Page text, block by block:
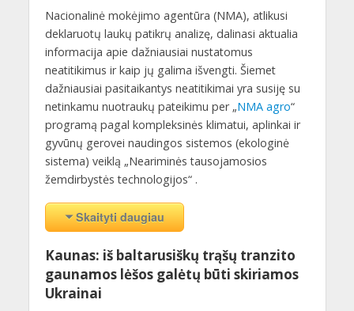
Nacionalinė mokėjimo agentūra (NMA), atlikusi
deklaruotų laukų patikrų analizę, dalinasi aktualia
informacija apie dažniausiai nustatomus
neatitikimus ir kaip jų galima išvengti. Šiemet
dažniausiai pasitaikantys neatitikimai yra susiję su
netinkamu nuotraukų pateikimu per „NMA agro“
programą pagal kompleksinės klimatui, aplinkai ir
gyvūnų gerovei naudingos sistemos (ekologinė
sistema) veiklą „Neariminės tausojamosios
žemdirbystės technologijos“ .
Skaityti daugiau
Kaunas: iš baltarusiškų trąšų tranzito
gaunamos lėšos galėtų būti skiriamos
Ukrainai